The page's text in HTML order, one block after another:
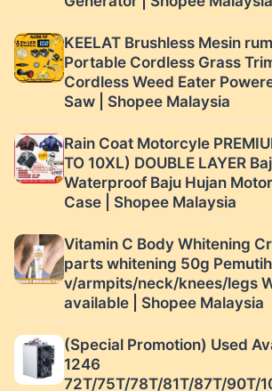
KEELAT Brushless Mesin
Portable Cordless Grass
Cordless Weed Eater
Saw | Shopee Malaysia
Rain Coat Motorcyle
TO 10XL) DOUBLE LAYER
Waterproof Baju Hujan
Case | Shopee Malaysia
Vitamin C Body Whitening
parts whitening 50g
v/armpits/neck/knees/legs
available | Shopee Malaysia
(Special Promotion) Used
1246
72T/75T/78T/81T/87T/90T/